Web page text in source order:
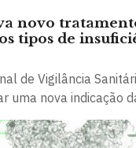
novo
tipos de
de Vigilância
uma nova indicação